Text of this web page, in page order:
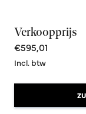
Verkoopprijs
€595,01
Incl. btw